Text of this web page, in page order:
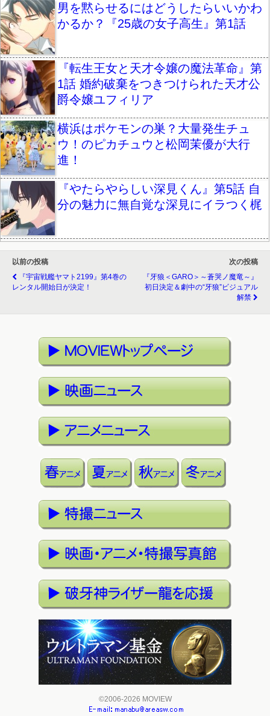
男を黙らせるにはどうしたらいいかわ
かるか？『25歳の女子高生』第1話
『転生王女と天才令嬢の魔法革命』第
1話 婚約破棄をつきつけられた天才公
爵令嬢ユフィリア
横浜はポケモンの巣？大量発生チュ
ウ！のピカチュウと松岡茉優が大行
進！
『やたらやらしい深見くん』第5話 自
分の魅力に無自覚な深見にイラつく梶
以前の投稿
『宇宙戦艦ヤマト2199』第4巻の
レンタル開始日が決定！
次の投稿
『牙狼＜GARO＞～蒼哭ノ魔竜～』
初日決定＆劇中の“牙狼”ビジュアル
解禁
©2006-2026 MOVIEW